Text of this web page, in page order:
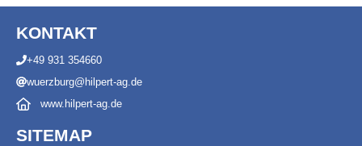
KONTAKT
+49 931 354660
wuerzburg@hilpert-ag.de
www.hilpert-ag.de
SITEMAP